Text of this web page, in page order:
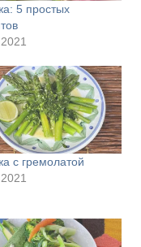
5 простых
с гремолатой